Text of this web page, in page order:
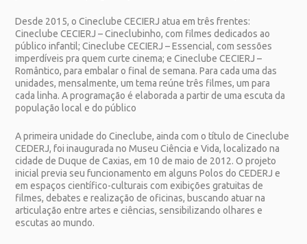
Desde 2015, o Cineclube CECIERJ atua em três frentes:
Cineclube CECIERJ – Cineclubinho, com filmes dedicados ao
público infantil; Cineclube CECIERJ – Essencial, com sessões
imperdíveis pra quem curte cinema; e Cineclube CECIERJ –
Romântico, para embalar o final de semana. Para cada uma das
unidades, mensalmente, um tema reúne três filmes, um para
cada linha. A programação é elaborada a partir de uma escuta da
população local e do público
A primeira unidade do Cineclube, ainda com o título de Cineclube
CEDERJ, foi inaugurada no Museu Ciência e Vida, localizado na
cidade de Duque de Caxias, em 10 de maio de 2012. O projeto
inicial previa seu funcionamento em alguns Polos do CEDERJ e
em espaços científico-culturais com exibições gratuitas de
filmes, debates e realização de oficinas, buscando atuar na
articulação entre artes e ciências, sensibilizando olhares e
escutas ao mundo.